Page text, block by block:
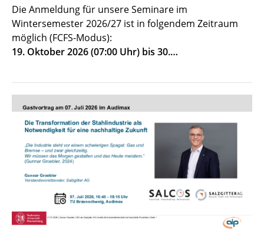
Die Anmeldung für unsere Seminare im
Wintersemester 2026/27 ist in folgendem Zeitraum
möglich (FCFS-Modus):
19. Oktober 2026 (07:00 Uhr) bis 30.…